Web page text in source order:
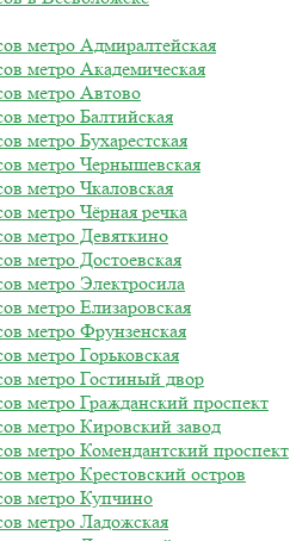
метро Адмиралтейская
метро Академическая
метро Автово
метро Балтийская
метро Бухарестская
метро Чернышевская
метро Чкаловская
метро Чёрная речка
метро Девяткино
метро Достоевская
метро Электросила
метро Елизаровская
метро Фрунзенская
метро Горьковская
метро Гостиный двор
метро Гражданский проспект
метро Кировский завод
метро Комендантский проспект
метро Крестовский остров
метро Купчино
метро Ладожская